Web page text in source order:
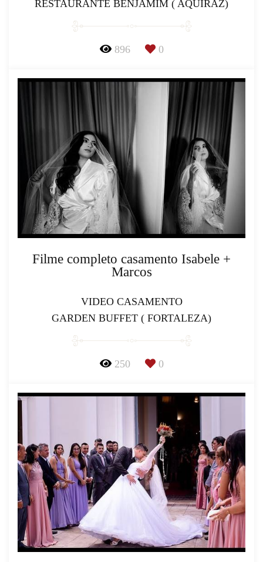
RESTAURANTE BENJAMIM ( AQUIRAZ)
896 0
Filme completo casamento Isabele +
Marcos
VIDEO CASAMENTO
GARDEN BUFFET ( FORTALEZA)
250 0